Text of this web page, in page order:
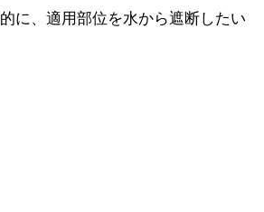
に、適用部位を水から遮断したい